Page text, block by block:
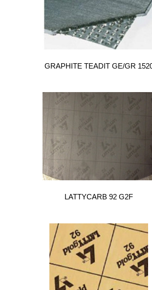
GRAPHITE TEADIT GE/GR
LATTYCARB 92 G2F